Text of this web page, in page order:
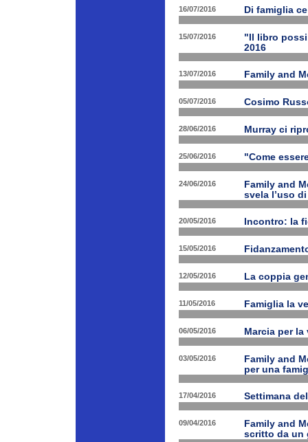
16/07/2016 Di famiglia
15/07/2016
"Il libro
2016
13/07/2016 Family and
05/07/2016 Cosimo
28/06/2016 Murray ci
25/06/2016 "Come
24/06/2016
Family and
svela l’uso
20/05/2016 Incontro: la
15/05/2016
12/05/2016 La coppia
11/05/2016 Famiglia la
06/05/2016 Marcia per la
03/05/2016
Family and
per una
17/04/2016 Settimana
09/04/2016
Family and
scritto da un